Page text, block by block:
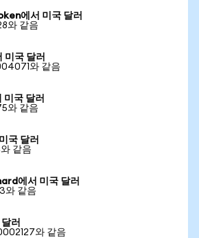
에서 미국 달러
와 같음
국 달러
와 같음
국 달러
와 같음
국 달러
같음
에서 미국 달러
와 같음
러
와 같음